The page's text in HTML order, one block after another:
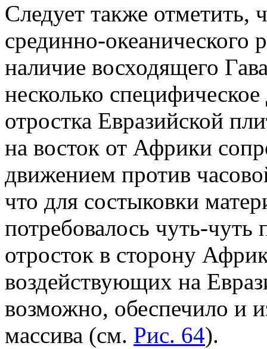
Следует также отметить,
срединно-океанического
наличие восходящего
несколько
отростка Евразийской
на восток от Африки
движением против
что для состыковки
потребовалось чуть-
отросток в сторону
воздействующих на
возможно, обеспечило и
массива (см. Рис. 64).